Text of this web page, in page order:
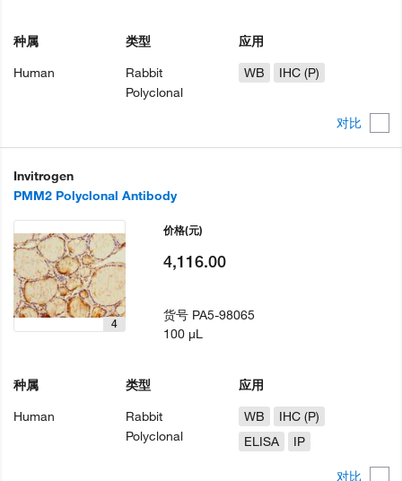
对比
种属
Human
类型
Rabbit
Polyclonal
应用
WB
IHC (P)
Invitrogen
PMM2 Polyclonal Antibody
对比
4
种属
Human
类型
Rabbit
Polyclonal
应用
WB
IHC (P)
ELISA
IP
价格(元)
4,116.00
货号 PA5-98065
100 µL